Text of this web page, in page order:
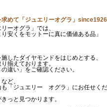
めて「ジュエリーオグラ」since1926
ーオグラ」では、
安くをモットーに真に価値ある品」
したダイヤモンドをはじめとする、
揃えております。
違い」をご確認ください。
ど、
も「ジュエリー オグラ」にお任せくだ
っと見つかります。